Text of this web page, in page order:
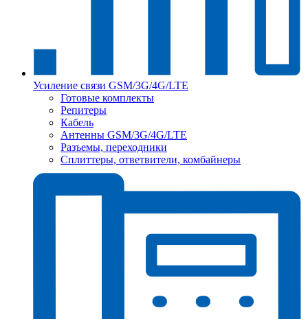
Усиление связи GSM/3G/4G/LTE
Готовые комплекты
Репитеры
Кабель
Антенны GSM/3G/4G/LTE
Разъемы, переходники
Сплиттеры, ответвители, комбайнеры